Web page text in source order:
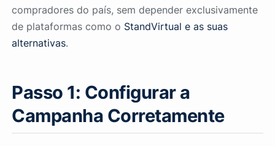
compradores do país, sem depender exclusivamente
de plataformas como o StandVirtual e as suas
alternativas.
Passo 1: Configurar a
Campanha Corretamente